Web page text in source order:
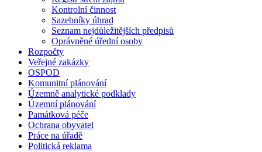
Kontrolní činnost
Sazebníky úhrad
Seznam nejdůležitějších předpisů
Oprávněné úřední osoby
Rozpočty
Veřejné zakázky
OSPOD
Komunitní plánování
Územně analytické podklady
Územní plánování
Památková péče
Ochrana obyvatel
Práce na úřadě
Politická reklama